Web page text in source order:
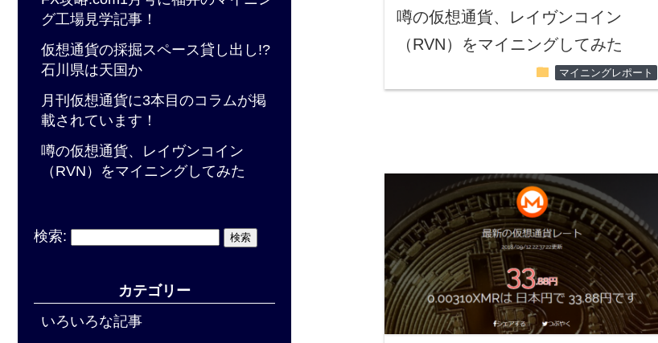
噂の仮想通貨、レイヴンコイン
（RVN）をマイニングしてみた
folder マイニングレポート
グ工場見学記事！
仮想通貨の採掘スペース貸し出し!?
石川県は天国か
月刊仮想通貨に3本目のコラムが掲
載されています！
噂の仮想通貨、レイヴンコイン
（RVN）をマイニングしてみた
検索:
カテゴリー
いろいろな記事